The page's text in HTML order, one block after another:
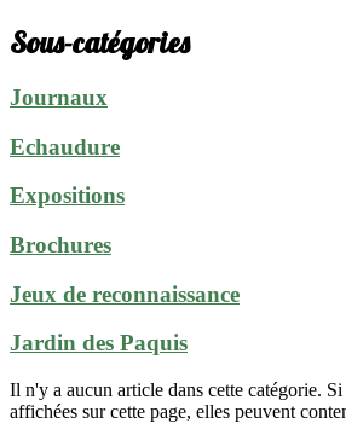
Sous-catégories
Journaux
Echaudure
Expositions
Brochures
Jeux de reconnaissance
Jardin des Paquis
Il n'y a aucun article dans cette catégorie. Si
affichées sur cette page, elles peuvent